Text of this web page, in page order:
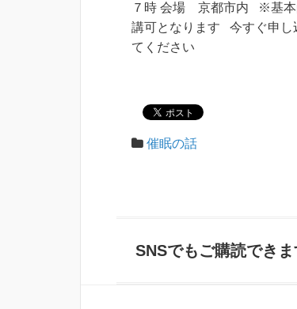
７時 会場 京都市内 ※基本
講可となります 今すぐ申し
てください
催眠の話
SNSでもご購読できま